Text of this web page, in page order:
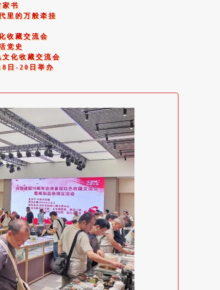
家书
里的万般牵挂
收藏交流会
党史
化收藏交流会
日-20日举办